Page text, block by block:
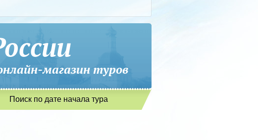
магазин туров
Поиск по дате начала тура